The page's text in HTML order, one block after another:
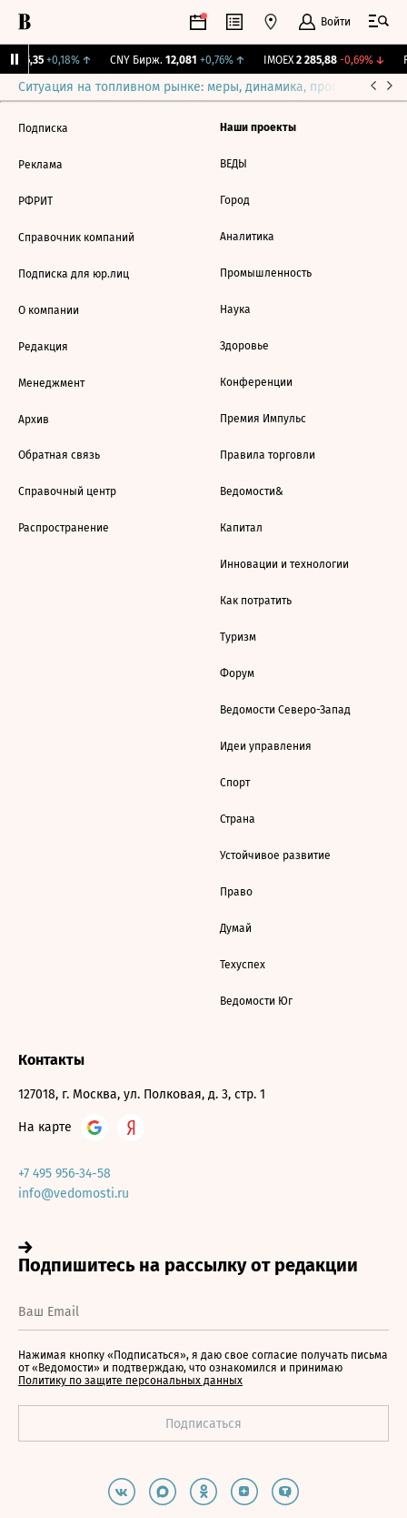
Войти
115,35 +0,18%↑ CNY Бирж. 12,081 +0,76%↑ IMOEX 2 285,88 -0,69%↓
Ситуация на топливном рынке: меры, динамика, прогнозы
Подписка
Реклама
РФРИТ
Справочник компаний
Подписка для юр.лиц
О компании
Редакция
Менеджмент
Архив
Обратная связь
Справочный центр
Распространение
Наши проекты
ВЕДЫ
Город
Аналитика
Промышленность
Наука
Здоровье
Конференции
Премия Импульс
Правила торговли
Ведомости&
Капитал
Инновации и технологии
Как потратить
Туризм
Форум
Ведомости Северо-Запад
Идеи управления
Спорт
Страна
Устойчивое развитие
Право
Думай
Техуспех
Ведомости Юг
Контакты
127018, г. Москва, ул. Полковая, д. 3, стр. 1
На карте
+7 495 956-34-58
info@vedomosti.ru
Нажимая кнопку «Подписаться», я даю свое согласие получать письма
от «Ведомости» и подтверждаю, что ознакомился и принимаю
Политику по защите персональных данных